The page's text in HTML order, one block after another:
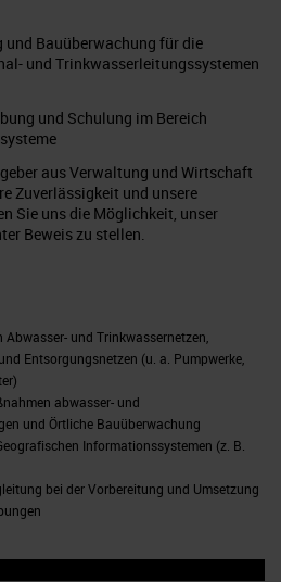
und Bauüberwachung für die
und Trinkwasserleitungssystemen
und Schulung im Bereich
aus Verwaltung und Wirtschaft
Zuverlässigkeit und unsere
Sie uns die Möglichkeit, unser
Beweis zu stellen.
und Trinkwassernetzen,
Entsorgungsnetzen (u. a. Pumpwerke,
abwasser- und
und Örtliche Bauüberwachung
Informationssystemen (z. B.
bei der Vorbereitung und Umsetzung